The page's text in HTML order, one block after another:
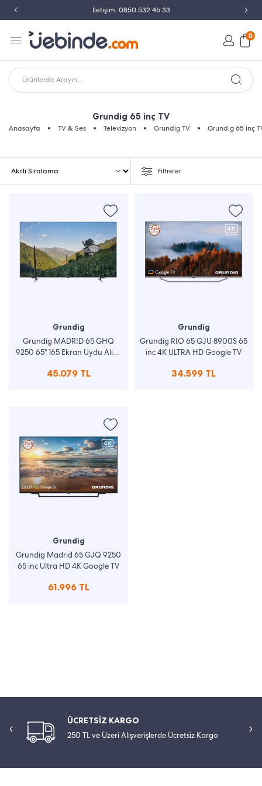
İletişim: 0850 532 46 33
0
Ürünlerde Arayın...
Grundig 65 inç TV
Anasayfa TV & Ses Televizyon Grundig TV Grundig 65 inç
Filtreler
Grundig
Grundig MADRID 65 GHQ
9250 65'' 165 Ekran Uydu Alıcılı
45.079 TL
Grundig
Grundig RIO 65 GJU 8900S 65
inc 4K ULTRA HD Google TV
34.599 TL
Grundig
Grundig Madrid 65 GJQ 9250
65 inc Ultra HD 4K Google TV
61.996 TL
ÜCRETSİZ KARGO
250 TL ve Üzeri Alışverişlerde Ücretsiz Kargo